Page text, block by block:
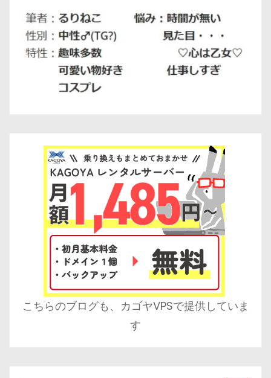
こちらのブログも、カゴヤVPSで提供していま
す